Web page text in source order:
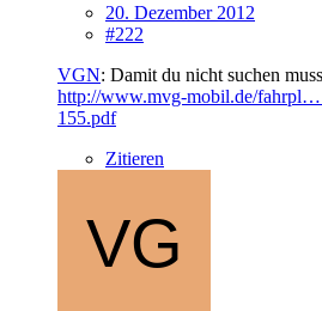
20. Dezember 2012
#222
VGN: Damit du nicht suchen
http://www.mvg-mobil.de/
155.pdf
Zitieren